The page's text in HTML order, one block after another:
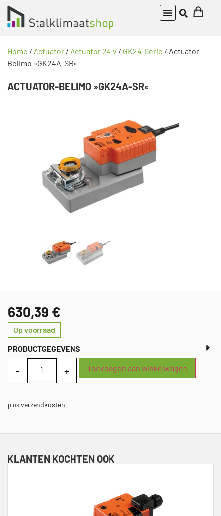
Home / Actuator / Actuator 24 V / GK24-Serie / Actuator-
Belimo »GK24A-SR«
ACTUATOR-BELIMO »GK24A-SR«
630,39 €
Op voorraad
PRODUCTGEGEVENS
Toevoegen aan winkelwagen
plusverzendkosten
KLANTEN KOCHTEN OOK